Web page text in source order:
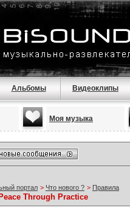
Альбомы Видеоклипы
Моя музыка
портал > Что нового ? > Правила
Through Practice